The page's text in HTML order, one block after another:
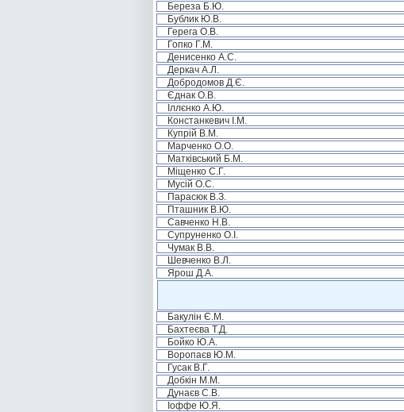
Береза Б.Ю.
Бублик Ю.В.
Герега О.В.
Гопко Г.М.
Денисенко А.С.
Деркач А.Л.
Добродомов Д.Є.
Єднак О.В.
Іллєнко А.Ю.
Констанкевич І.М.
Купрій В.М.
Марченко О.О.
Матківський Б.М.
Міщенко С.Г.
Мусій О.С.
Парасюк В.З.
Пташник В.Ю.
Савченко Н.В.
Супруненко О.І.
Чумак В.В.
Шевченко В.Л.
Ярош Д.А.
Бакулін Є.М.
Бахтеєва Т.Д.
Бойко Ю.А.
Воропаєв Ю.М.
Гусак В.Г.
Добкін М.М.
Дунаєв С.В.
Іоффе Ю.Я.